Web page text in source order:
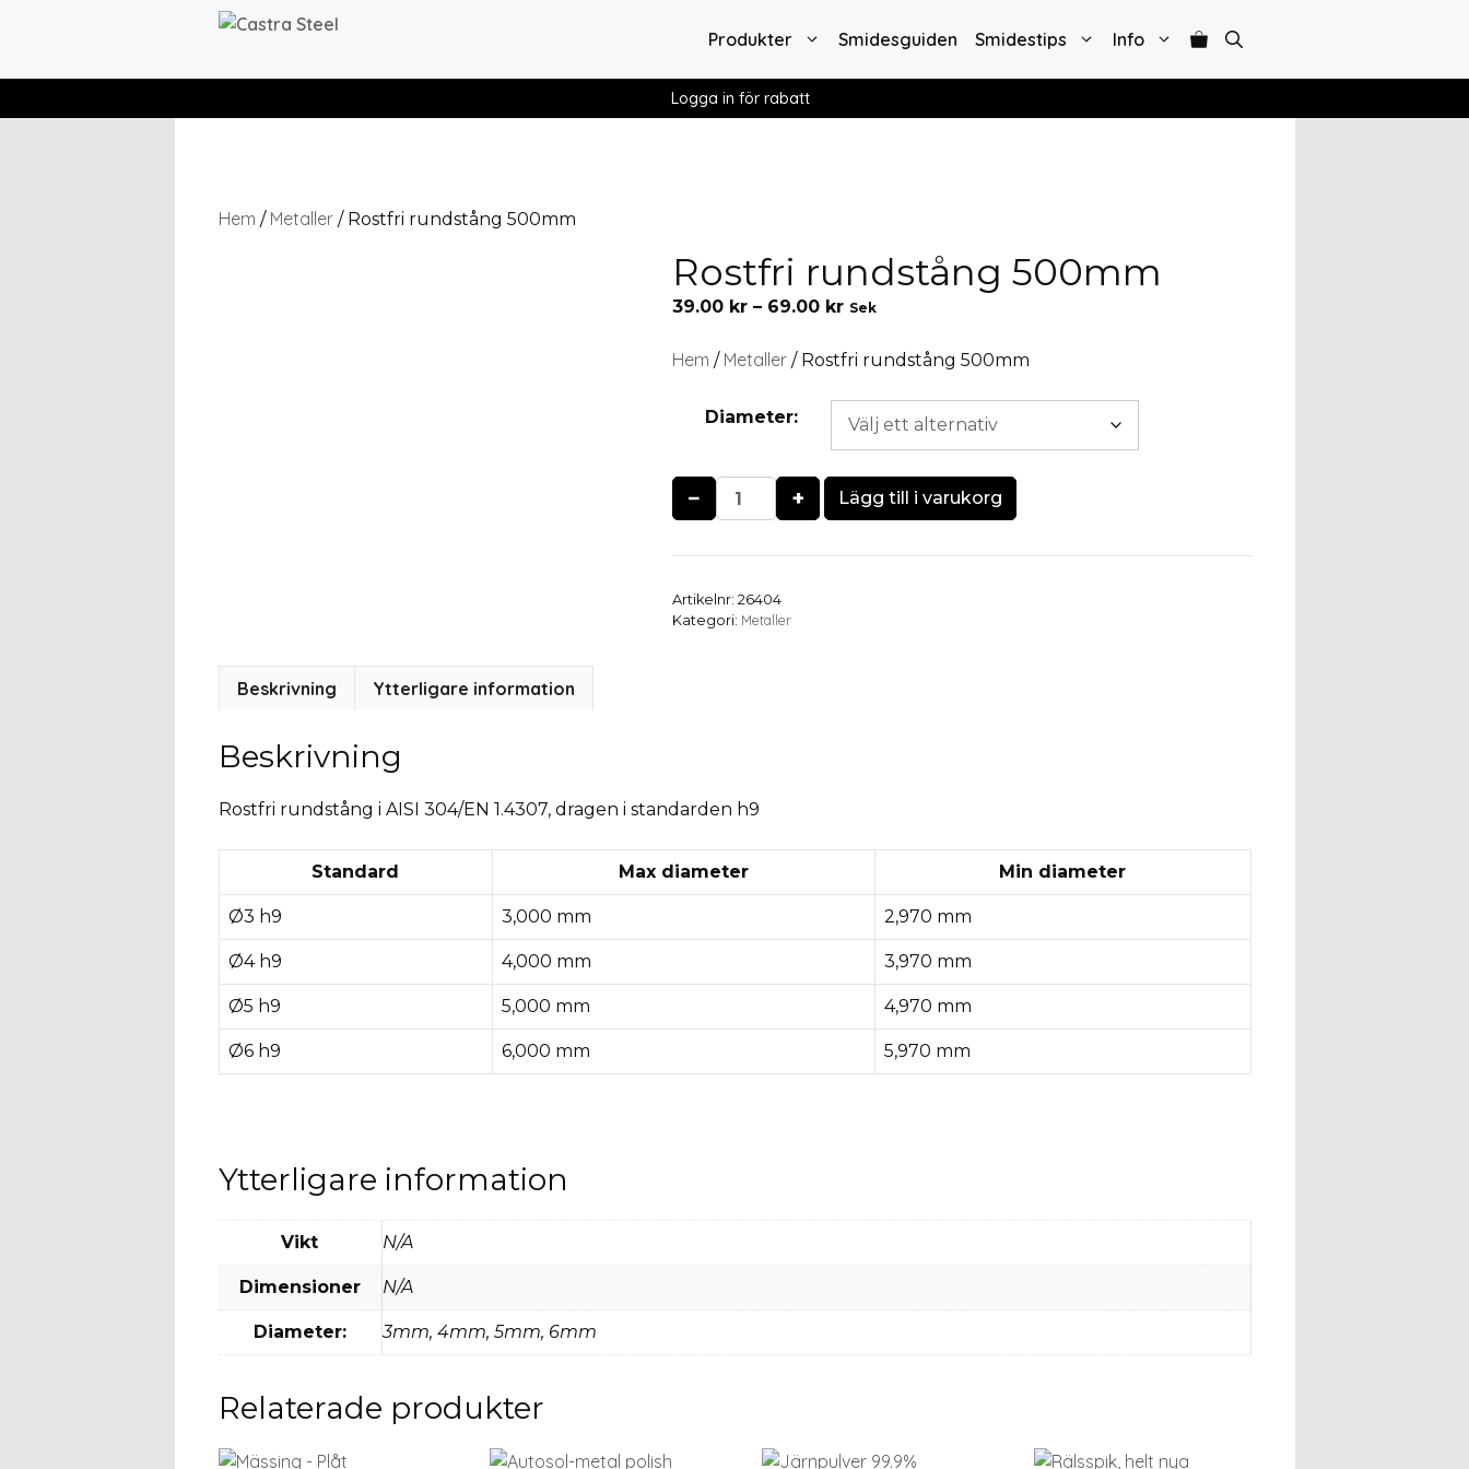
Produkter Smidesguiden Smidestips Info
Logga in för rabatt
Hem / Metaller/ Rostfri rundstång 500mm
Rostfri rundstång 500mm
39.00 kr – 69.00 kr Sek
Hem / Metaller / Rostfri rundstång 500mm
Diameter:
− + Lägg till i varukorg
Artikelnr:26404
Kategori: Metaller
Beskrivning Ytterligare information
Beskrivning
Rostfri rundstång i AISI 304/EN 1.4307, dragen i standarden h9
Standard Max diameter Min diameter
Ø3 h9 3,000 mm 2,970 mm
Ø4 h9 4,000 mm 3,970 mm
Ø5 h9 5,000 mm 4,970 mm
Ø6 h9 6,000 mm 5,970 mm
Ytterligare information
Vikt N/A
Dimensioner N/A
Diameter: 3mm, 4mm, 5mm, 6mm
Relaterade produkter